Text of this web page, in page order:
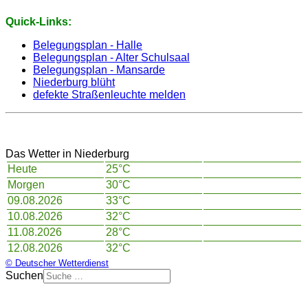
Quick-Links:
Belegungsplan - Halle
Belegungsplan - Alter Schulsaal
Belegungsplan - Mansarde
Niederburg blüht
defekte Straßenleuchte melden
Das Wetter in Niederburg
Heute
25°C
Morgen
30°C
09.08.2026
33°C
10.08.2026
32°C
11.08.2026
28°C
12.08.2026
32°C
© Deutscher Wetterdienst
Suchen